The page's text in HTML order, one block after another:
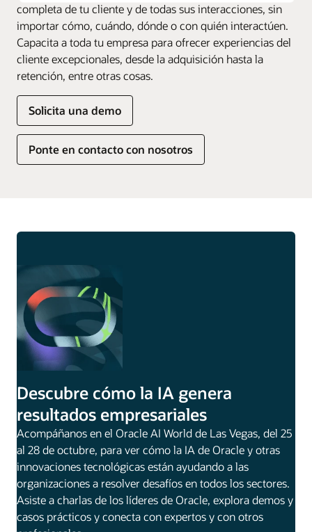
completa de tu cliente y de todas sus interacciones, sin
importar cómo, cuándo, dónde o con quién interactúen.
Capacita a toda tu empresa para ofrecer experiencias del
cliente excepcionales, desde la adquisición hasta la
retención, entre otras cosas.
Solicita una demo
Ponte en contacto con nosotros
Descubre cómo la IA genera
resultados empresariales
Acompáñanos en el Oracle AI World de Las Vegas, del 25
al 28 de octubre, para ver cómo la IA de Oracle y otras
innovaciones tecnológicas están ayudando a las
organizaciones a resolver desafíos en todos los sectores.
Asiste a charlas de los líderes de Oracle, explora demos y
casos prácticos y conecta con expertos y con otros